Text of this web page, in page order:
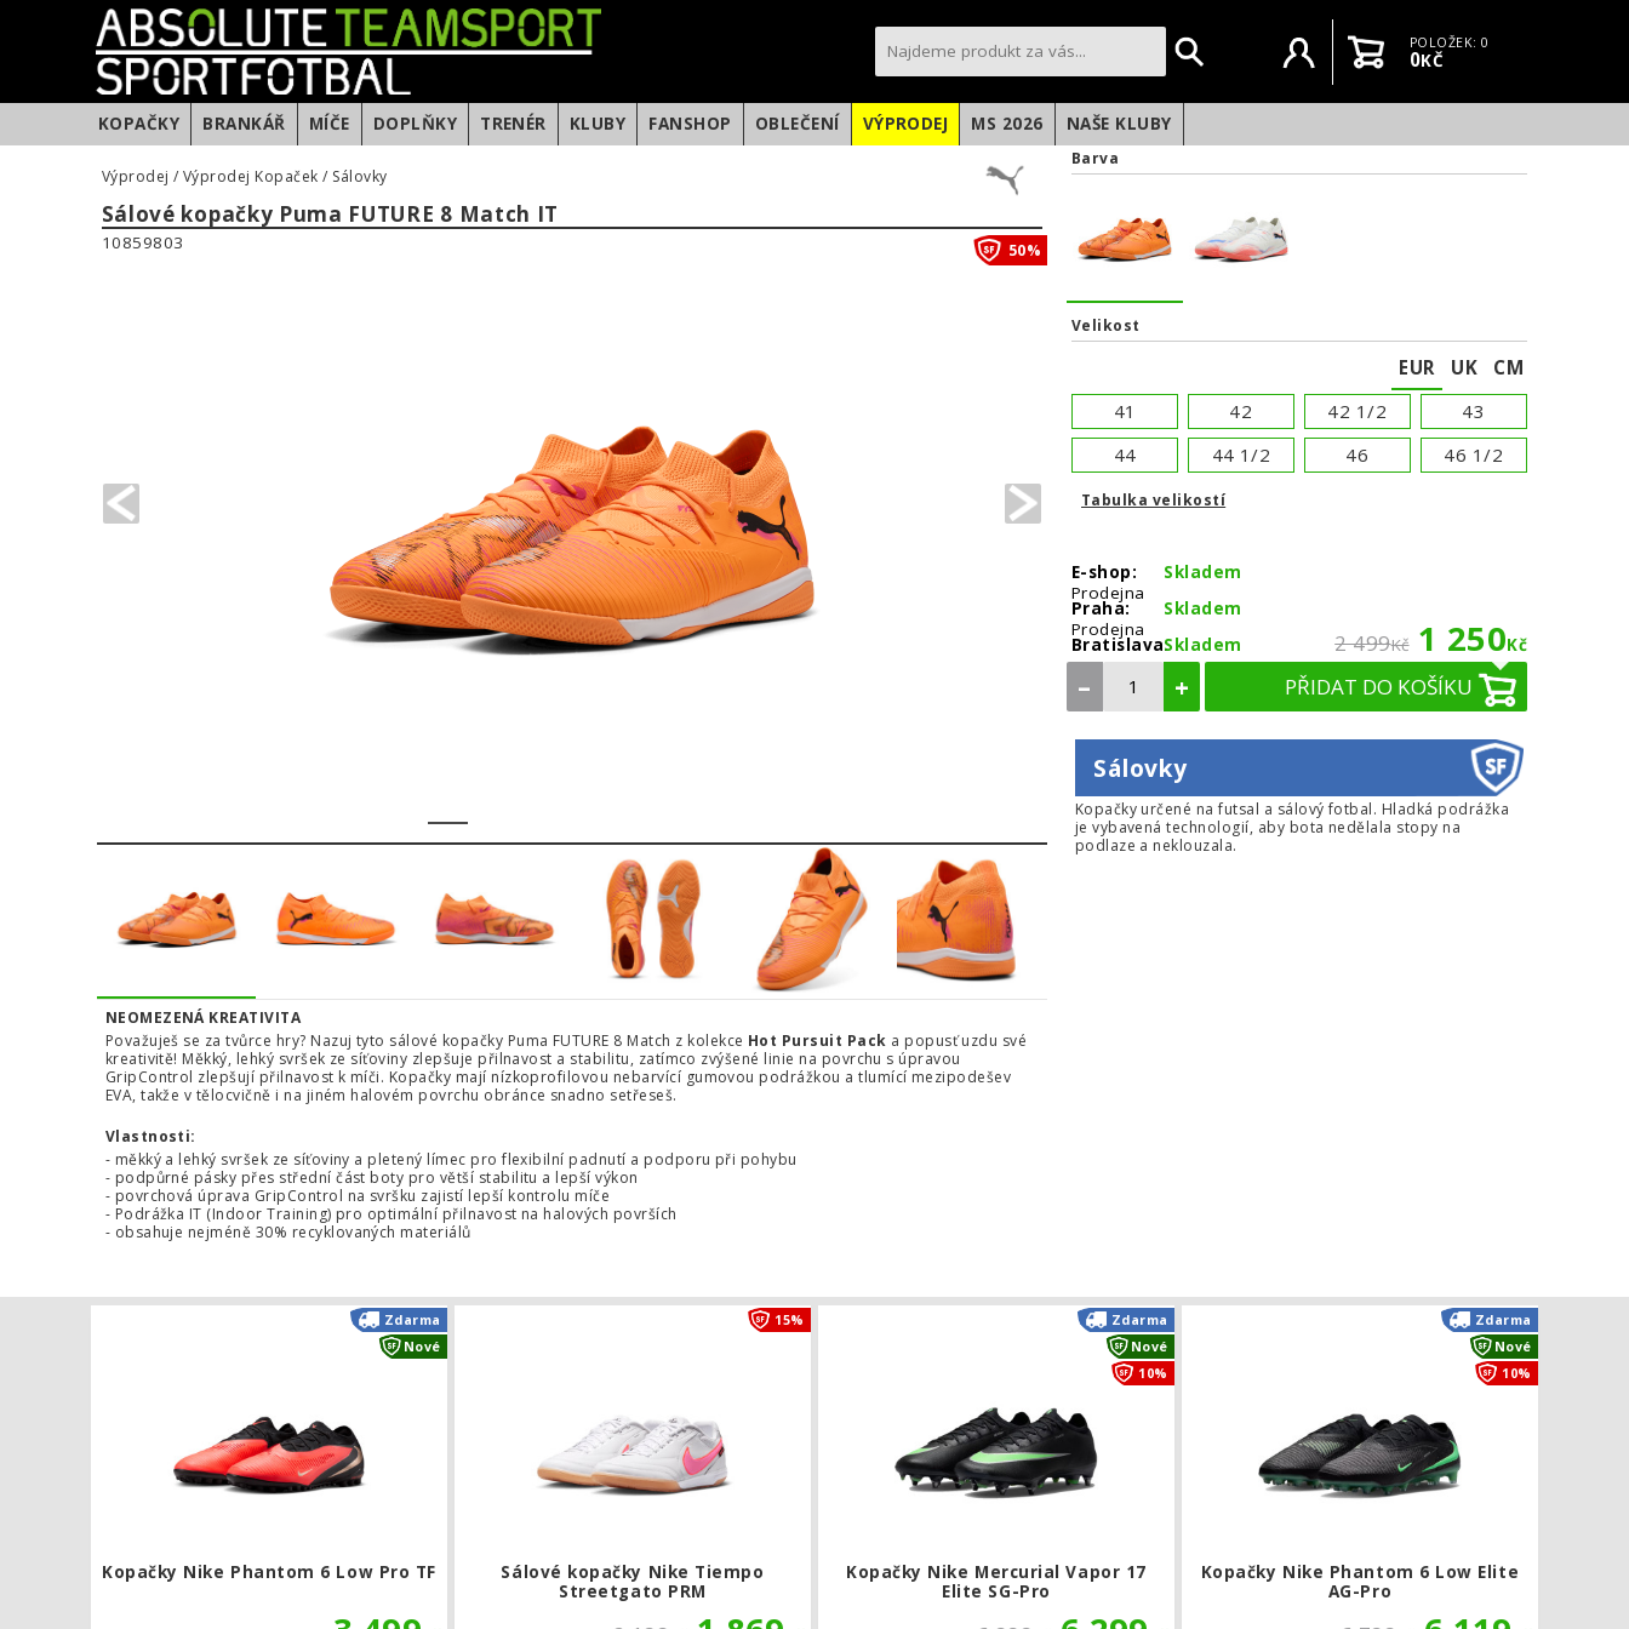
Uživatelský účet
KošíkPOLOŽEK: 0
0KČ
KOPAČKY BRANKÁŘ MÍČE DOPLŇKY TRENÉR KLUBY FANSHOP OBLEČENÍ VÝPRODEJ MS 2026 NAŠE KLUBY
Výprodej / Výprodej Kopaček / Sálovky
Sálové kopačky Puma FUTURE 8 Match IT
10859803 50%
NEOMEZENÁ KREATIVITA
Považuješ se za tvůrce hry? Nazuj tyto sálové kopačky Puma FUTURE 8 Match z kolekce Hot Pursuit Pack a popusť uzdu své
kreativitě! Měkký, lehký svršek ze síťoviny zlepšuje přilnavost a stabilitu, zatímco zvýšené linie na povrchu s úpravou
GripControl zlepšují přilnavost k míči. Kopačky mají nízkoprofilovou nebarvící gumovou podrážkou a tlumící mezipodešev
EVA, takže v tělocvičně i na jiném halovém povrchu obránce snadno setřeseš.
Vlastnosti:
- měkký a lehký svršek ze síťoviny a pletený límec pro flexibilní padnutí a podporu při pohybu
- podpůrné pásky přes střední část boty pro větší stabilitu a lepší výkon
- povrchová úprava GripControl na svršku zajistí lepší kontrolu míče
- Podrážka IT (Indoor Training) pro optimální přilnavost na halových površích
- obsahuje nejméně 30% recyklovaných materiálů
Barva
Velikost
EUR UK
CM
41
42 42 1/2
43
44
44 1/2 46 46 1/2
Tabulka velikostí
E-shop:
Skladem
Prodejna
Praha:
Skladem
Prodejna
Bratislava:Skladem 2 499Kč 1 250Kč
– + PŘIDAT DO KOŠÍKU
Sálovky
Kopačky určené na futsal a sálový fotbal. Hladká podrážka
je vybavená technologií, aby bota nedělala stopy na
podlaze a neklouzala.
Kopačky Nike Phantom 6 Low Pro TF
Zdarma
Nové
Sálové kopačky Nike Tiempo
Streetgato PRM
15% Sálové kopačky Nike Tiempo Streetgato PRM
Kopačky Nike Mercurial Vapor 17
Elite SG-Pro
Zdarma
Nové
10%
Kopačky Nike Mercurial Vapor 17 Elite SG-Pro
Kopačky Nike Phantom 6 Low Elite
AG-Pro
Zdarma
Nové
10%